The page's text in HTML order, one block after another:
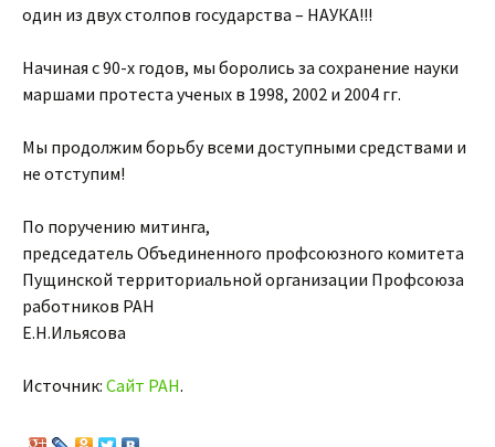
один из двух столпов государства – НАУКА!!!
Начиная с 90-х годов, мы боролись за сохранение науки
маршами протеста ученых в 1998, 2002 и 2004 гг.
Мы продолжим борьбу всеми доступными средствами и
не отступим!
По поручению митинга,
председатель Объединенного профсоюзного комитета
Пущинской территориальной организации Профсоюза
работников РАН
Е.Н.Ильясова
Источник: Сайт РАН.